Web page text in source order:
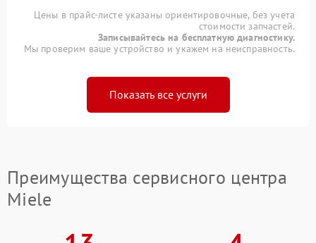
Цены в прайс-листе указаны ориентировочные, без учета
стоимости запчастей.
Записывайтесь на бесплатную диагностику.
Мы проверим ваше устройство и укажем на неисправность.
Показать все услуги
Преимущества сервисного центра
Miele